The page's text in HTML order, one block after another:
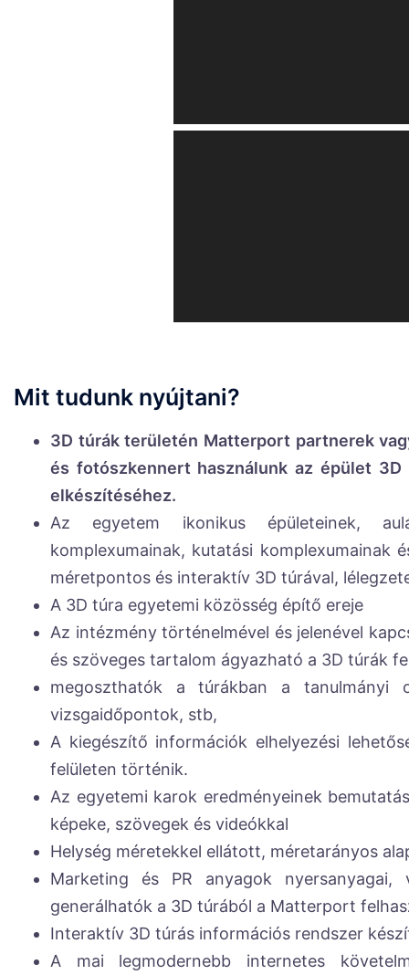
Mit tudunk nyújtani?
3D túrák területén Matterport partnerek
és fotószkennert használunk az épület
elkészítéséhez.
Az egyetem ikonikus épületeinek,
komplexumainak, kutatási komplexumainak
méretpontos és interaktív 3D túrával,
A 3D túra egyetemi közösség építő ereje
Az intézmény történelmével és jelenével
és szöveges tartalom ágyazható a 3D túrák
megoszthatók a túrákban a tanulmányi
vizsgaidőpontok, stb,
A kiegészítő információk elhelyezési
felületen történik.
Az egyetemi karok eredményeinek
képeke, szövegek és videókkal
Helység méretekkel ellátott, méretarányos
Marketing és PR anyagok
generálhatók a 3D túrából a Matterport
Interaktív 3D túrás információs rendszer
A mai legmodernebb internetes